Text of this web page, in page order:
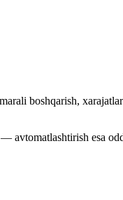
boshqarish,
esa